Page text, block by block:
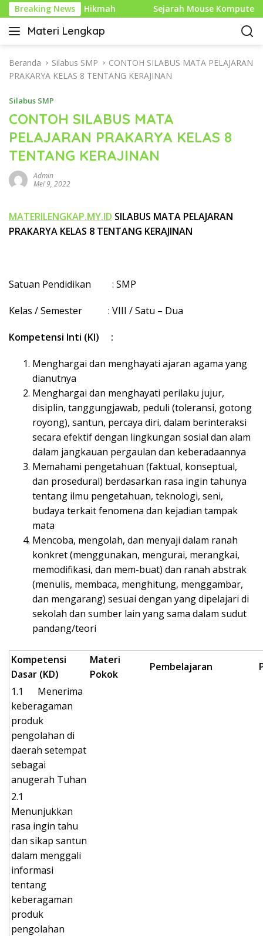
a
Breaking News
dan Hikmah Sejarah Mouse Komputer: Dari
Materi Lengkap
I
f
o
e
n
d
i
d
k
L
e
a
Beranda Silabus SMP
CONTOH SILABUS MATA PELAJARAN
PRAKARYA KELAS 8 TENTANG KERAJINAN
Silabus SMP
CONTOH SILABUS MATA
PELAJARAN PRAKARYA KELAS 8
TENTANG KERAJINAN
Admin
Mei 9, 2022
MATERILENGKAP.MY.ID SILABUS MATA PELAJARAN
PRAKARYA KELAS 8 TENTANG KERAJINAN
Satuan Pendidikan : SMP
Kelas / Semester : VIII / Satu – Dua
Kompetensi Inti (KI) :
Menghargai dan menghayati ajaran agama yang
dianutnya
Menghargai dan menghayati perilaku jujur,
disiplin, tanggungjawab, peduli (toleransi, gotong
royong), santun, percaya diri, dalam berinteraksi
secara efektif dengan lingkungan sosial dan alam
dalam jangkauan pergaulan dan keberadaannya
Memahami pengetahuan (faktual, konseptual,
dan prosedural) berdasarkan rasa ingin tahunya
tentang ilmu pengetahuan, teknologi, seni,
budaya terkait fenomena dan kejadian tampak
mata
Mencoba, mengolah, dan menyaji dalam ranah
konkret (menggunakan, mengurai, merangkai,
memodifikasi, dan mem-buat) dan ranah abstrak
(menulis, membaca, menghitung, menggambar,
dan mengarang) sesuai dengan yang dipelajari di
sekolah dan sumber lain yang sama dalam sudut
pandang/teori
Kompetensi
Dasar (KD)
Materi
Pokok
Pembelajaran
1.1 Menerima
keberagaman
produk
pengolahan di
daerah setempat
sebagai
anugerah Tuhan
2.1
Menunjukkan
rasa ingin tahu
dan sikap santun
dalam menggali
informasi
tentang
keberagaman
produk
pengolahan